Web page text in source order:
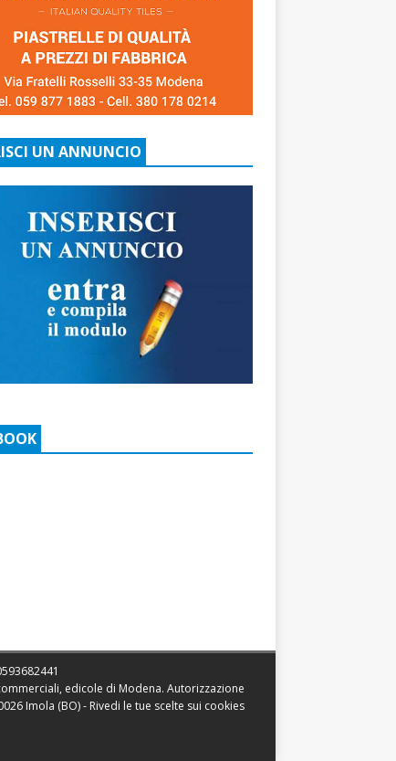
UN ANNUNCIO
edicole di Modena. Autorizzazione
Imola (BO) - Rivedi le tue scelte sui cookies